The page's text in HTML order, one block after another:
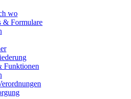
wo
& Formulare
Funktionen